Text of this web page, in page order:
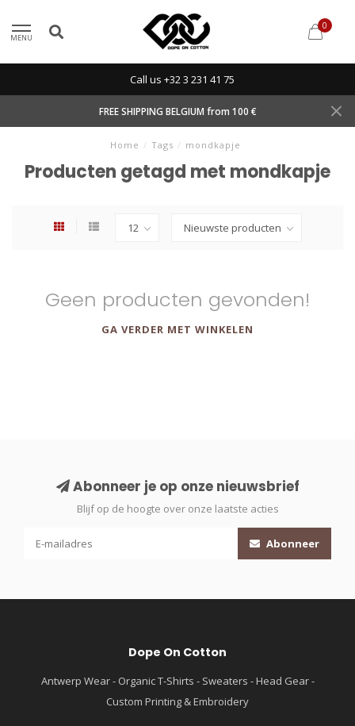
MENU
0
Call us +32 3 231 41 75
FREE SHIPPING BELGIUM from 100 €
Home / Tags / mondkapje
Producten getagd met mondkapje
Geen producten gevonden!
GA VERDER MET WINKELEN
Abonneer je op onze nieuwsbrief
Blijf op de hoogte over onze laatste acties
Abonneer
Dope On Cotton
Antwerp Wear - Organic T-Shirts - Sweaters - Head Gear -
Custom Printing & Embroidery